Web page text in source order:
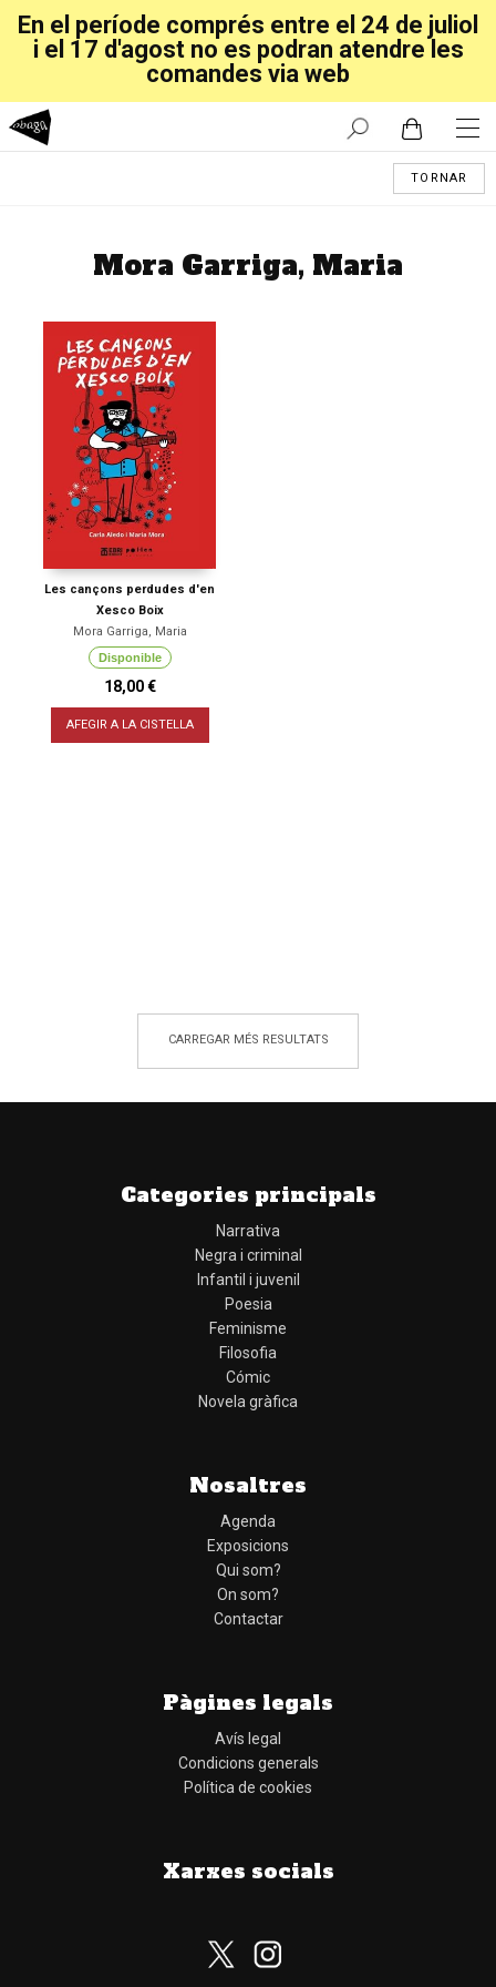
En el període comprés entre el 24 de juliol
i el 17 d'agost no es podran atendre les
comandes via web
TORNAR
Mora Garriga, Maria
Les cançons perdudes d'en
Xesco Boix
Mora Garriga, Maria
Disponible
18,00 €
AFEGIR A LA CISTELLA
CARREGAR MÉS RESULTATS
Categories principals
Narrativa
Negra i criminal
Infantil i juvenil
Poesia
Feminisme
Filosofia
Cómic
Novela gràfica
Nosaltres
Agenda
Exposicions
Qui som?
On som?
Contactar
Pàgines legals
Avís legal
Condicions generals
Política de cookies
Xarxes socials